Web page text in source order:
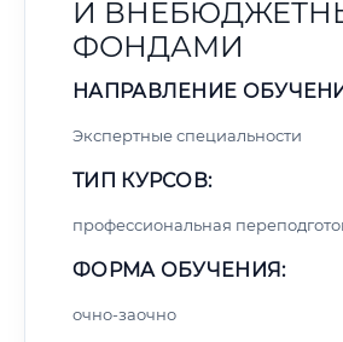
И
ФОНДАМИ
НАПРАВЛЕНИЕ
Экспертные специальности
ТИП КУРСОВ:
профессиональная
ФОРМА ОБУЧЕНИЯ:
очно-заочно